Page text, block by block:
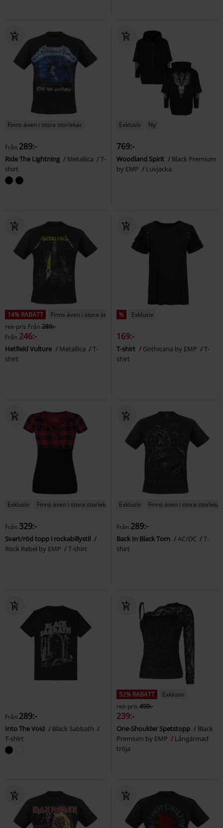
Finns även i stora storlekar
Från 289:-
Ride The Lightning Metallica
T-
shirt
Exklusiv Ny
769:-
Woodland Spirit
Black Premium
by EMP
Luvjacka
14% RABATT
Finns även i stora storlekar
rek-pris Från289:-
Från 246:-
Hetfield Vulture Metallica
T-
shirt
% Exklusiv
169:-
T-shirt Gothicana by EMP
T-
shirt
Exklusiv Finns även i stora storlekar
Från 329:-
Svart/röd topp i rockabillystil
Rock Rebel by EMP
T-shirt
Exklusiv Finns även i stora storlekar
Från 289:-
Back In Black Torn AC/DC
T-
shirt
Från 289:-
Into The Void
Black Sabbath
T-shirt
52% RABATT
Exklusiv
rek-pris 499:-
239:-
One-Shoulder Spetstopp
Black
Premium by EMP
Långärmad
tröja